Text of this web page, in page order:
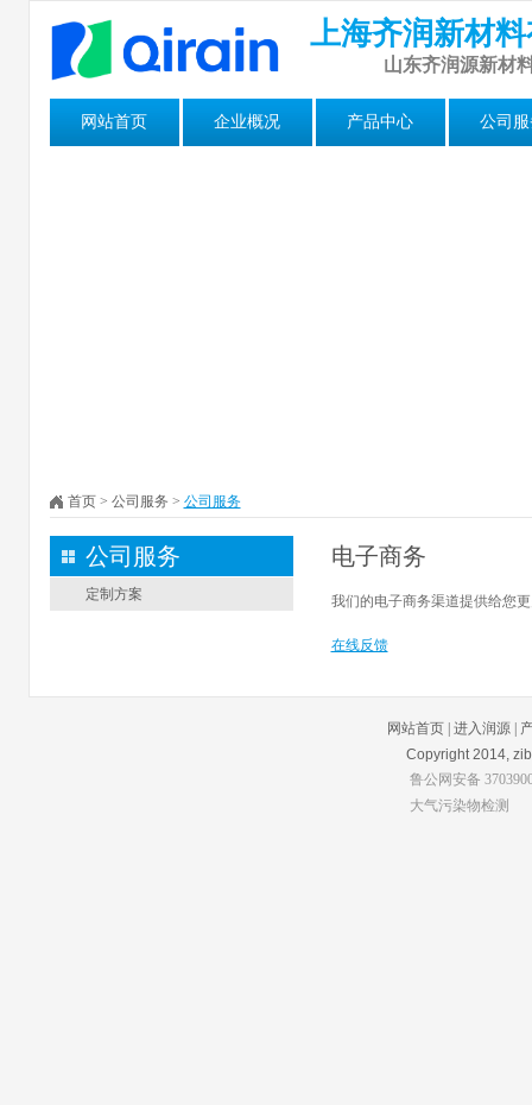
上海齐润新材
山东齐润源新材
网站首页 企业概况 产品中心 公司
首页> 公司服务 > 公司服务
公司服务
定制方案
电子商务
我们的电子商务渠道提供给您
在线反馈
网站首页 进入润源
Copyright 2014,
鲁公网安备
大气污染物检测